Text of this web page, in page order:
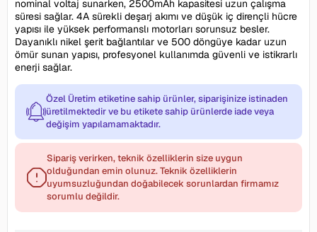
nominal voltaj sunarken, 2500mAh kapasitesi uzun çalışma
süresi sağlar. 4A sürekli deşarj akımı ve düşük iç dirençli hücre
yapısı ile yüksek performanslı motorları sorunsuz besler.
Dayanıklı nikel şerit bağlantılar ve 500 döngüye kadar uzun
ömür sunan yapısı, profesyonel kullanımda güvenli ve istikrarlı
enerji sağlar.
Özel Üretim etiketine sahip ürünler, siparişinize istinaden
üretilmektedir ve bu etikete sahip ürünlerde iade veya
değişim yapılamamaktadır.
Sipariş verirken, teknik özelliklerin size uygun
olduğundan emin olunuz. Teknik özelliklerin
uyumsuzluğundan doğabilecek sorunlardan firmamız
sorumlu değildir.